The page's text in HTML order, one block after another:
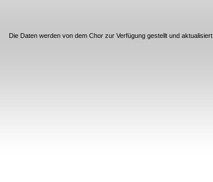
Die Daten werden von dem Chor zur Verfügung gestellt und aktualisiert.